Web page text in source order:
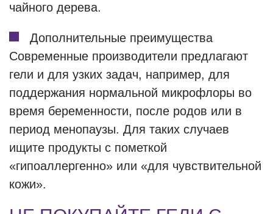
чайного дерева.
Дополнительные преимущества
Современные производители предлагают
гели и для узких задач, например, для
поддержания нормальной микрофлоры во
время беременности, после родов или в
период менопаузы. Для таких случаев
ищите продукты с пометкой
«гипоаллергенно» или «для чувствительной
кожи».